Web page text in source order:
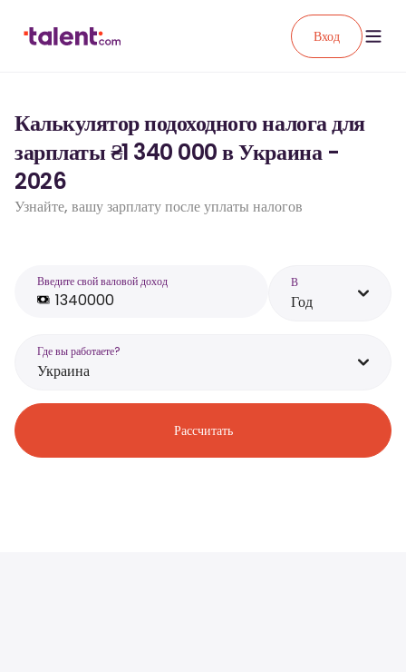
Вход
Калькулятор подоходного налога для
зарплаты ₴1 340 000 в Украина -
2026
Узнайте, вашу зарплату после уплаты налогов
Введите свой валовой доход В
Год
Где вы работаете?
Украина
Рассчитать